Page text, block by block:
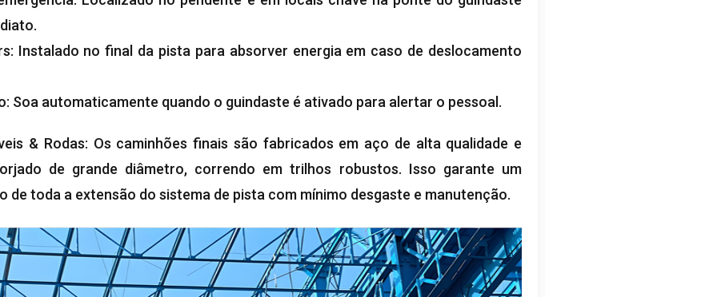
Instalado no final da pista para absorver energia em caso de deslocamento
Soa automaticamente quando o guindaste é ativado para alertar o pessoal.
& Rodas: Os caminhões finais são fabricados em aço de alta qualidade e
de grande diâmetro, correndo em trilhos robustos. Isso garante um
de toda a extensão do sistema de pista com mínimo desgaste e manutenção.